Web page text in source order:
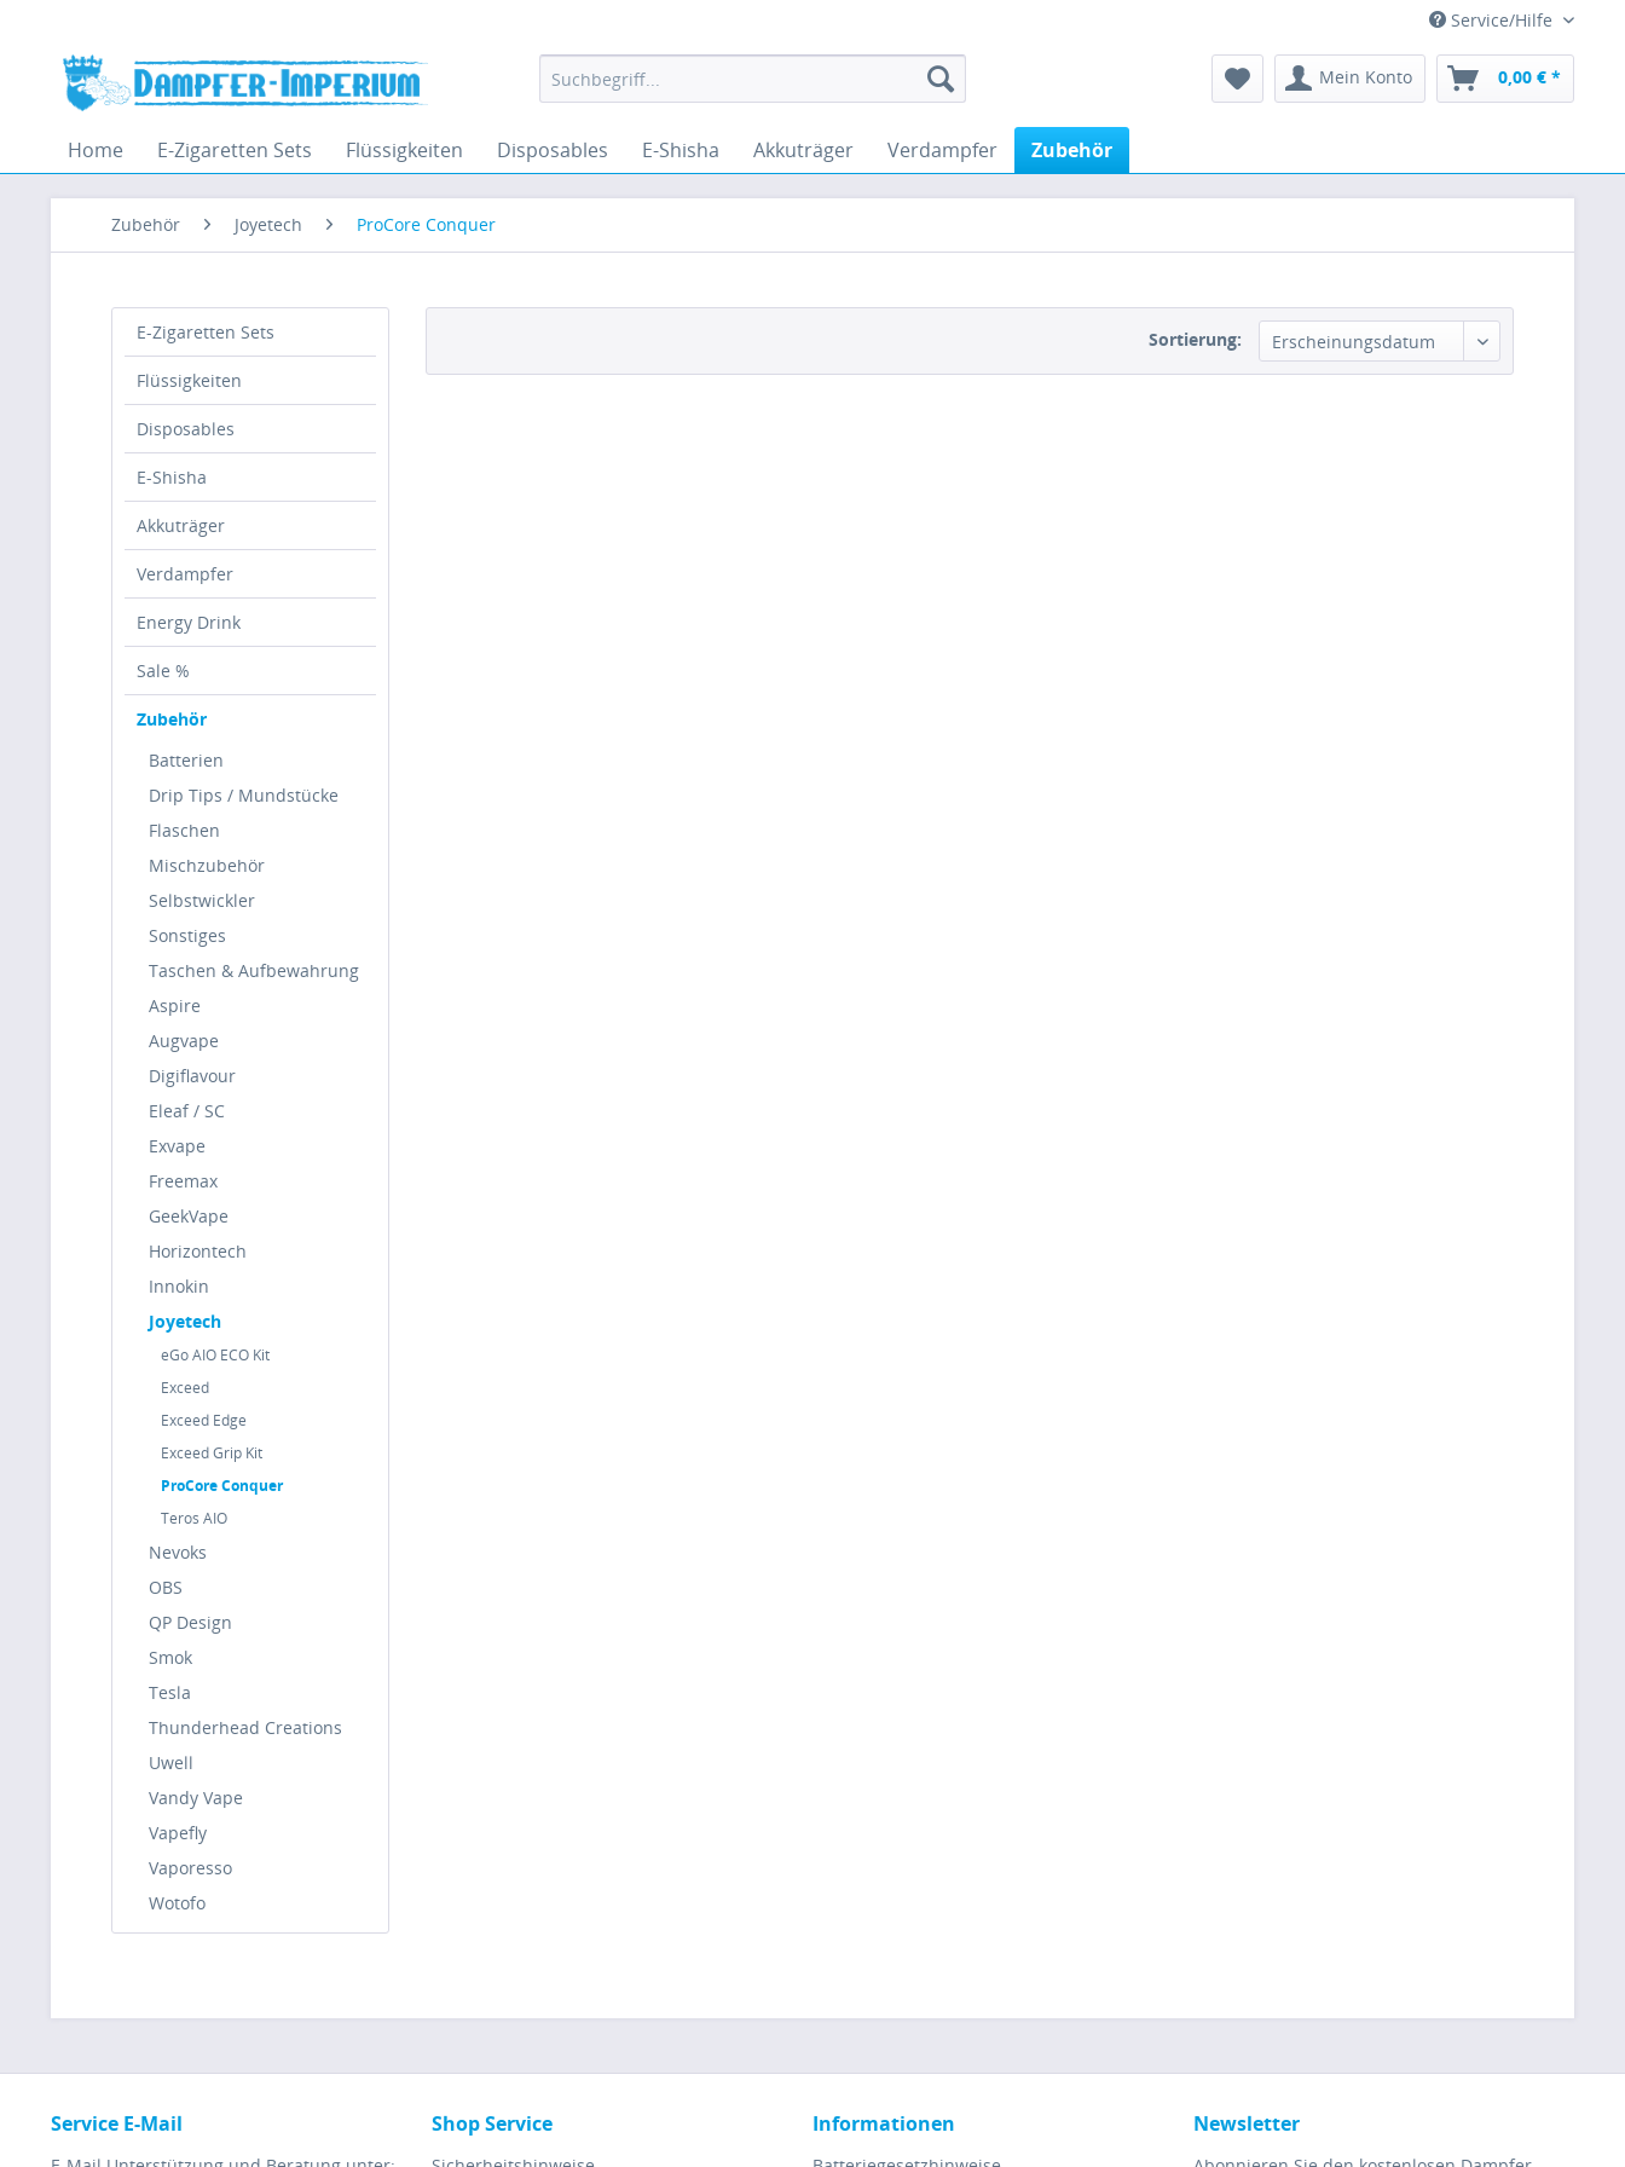
Service/Hilfe
Mein Konto 0,00 € *
Home E-Zigaretten Sets Flüssigkeiten Disposables E-Shisha Akkuträger Verdampfer Zubehör
Zubehör Joyetech ProCore Conquer
E-Zigaretten Sets
Flüssigkeiten
Disposables
E-Shisha
Akkuträger
Verdampfer
Energy Drink
Sale %
Zubehör
Batterien
Drip Tips / Mundstücke
Flaschen
Mischzubehör
Selbstwickler
Sonstiges
Taschen & Aufbewahrung
Aspire
Augvape
Digiflavour
Eleaf / SC
Exvape
Freemax
GeekVape
Horizontech
Innokin
Joyetech
eGo AIO ECO Kit
Exceed
Exceed Edge
Exceed Grip Kit
ProCore Conquer
Teros AIO
Nevoks
OBS
QP Design
Smok
Tesla
Thunderhead Creations
Uwell
Vandy Vape
Vapefly
Vaporesso
Wotofo
Sortierung:
Service E-Mail Shop Service Informationen Newsletter